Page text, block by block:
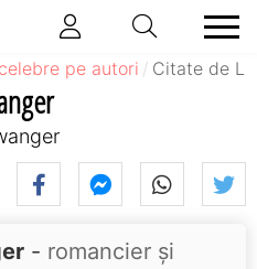
pe autori Citate de
- romancier și